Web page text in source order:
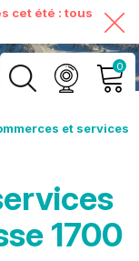
cet été : tous
0
COMPTE
et services
1700